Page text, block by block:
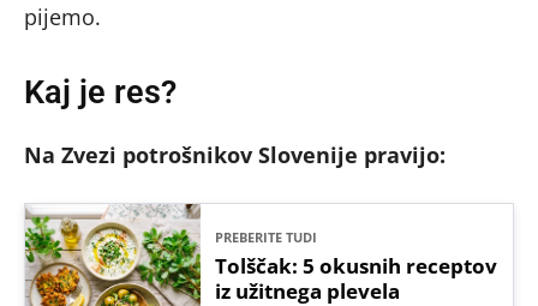
pijemo.
Kaj je res?
Na Zvezi potrošnikov Slovenije pravijo:
PREBERITE TUDI
Tolščak: 5 okusnih receptov
iz užitnega plevela